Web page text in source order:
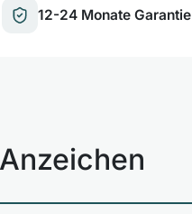
12-24 Monate Garantie